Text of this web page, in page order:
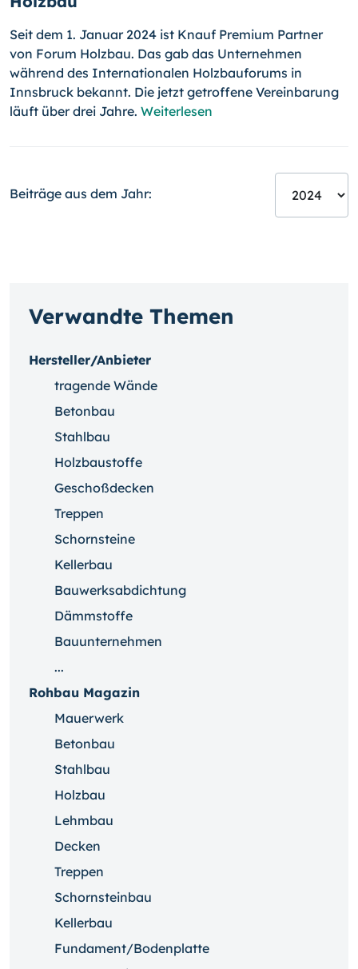
Seit dem 1. Januar 2024 ist Knauf Premium Partner
von Forum Holzbau. Das gab das Unternehmen
während des Internationalen Holzbauforums in
Innsbruck bekannt. Die jetzt getroffene Vereinbarung
läuft über drei Jahre. Weiterlesen
Beiträge aus dem Jahr:
Verwandte Themen
Hersteller/Anbieter
tragende Wände
Betonbau
Stahlbau
Holzbaustoffe
Geschoßdecken
Treppen
Schornsteine
Kellerbau
Bauwerksabdichtung
Dämmstoffe
Bauunternehmen
...
Rohbau Magazin
Mauerwerk
Betonbau
Stahlbau
Holzbau
Lehmbau
Decken
Treppen
Schornsteinbau
Kellerbau
Fundament/Bodenplatte